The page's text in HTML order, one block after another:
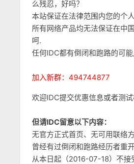
么残忍，好吗？
本站保证在法律范围内您的个
所有网络产品均无法保证在中
呵.
任何IDC都有倒闭和跑路的可
加入新群：494744877
欢迎IDC提交优惠信息或者测
但请IDC留意以下内容：
无官方正式首页、无可用联络
曾经有过倒闭和跑路经历者重
从本日起（2016-07-18）不接